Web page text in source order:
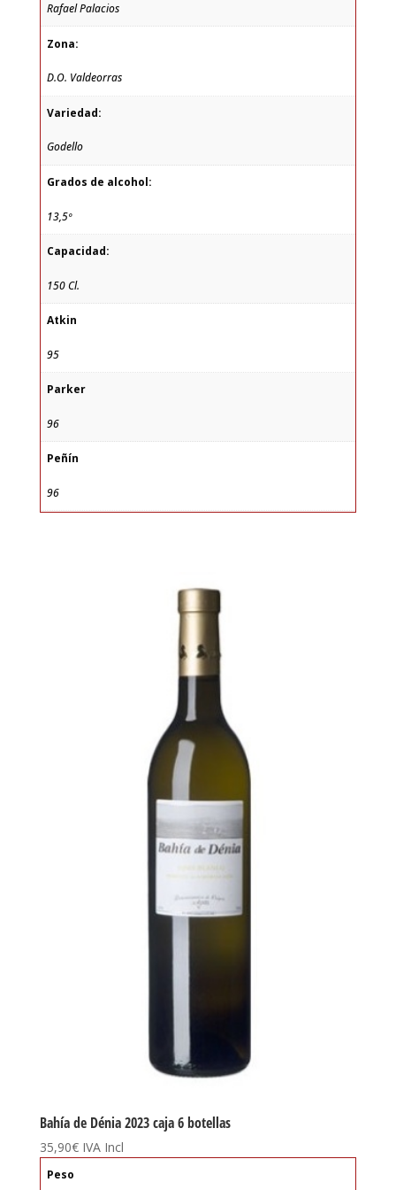
Rafael Palacios
Zona:
D.O. Valdeorras
Variedad:
Godello
Grados de alcohol:
13,5º
Capacidad:
150 Cl.
Atkin
95
Parker
96
Peñín
96
Bahía de Dénia 2023 caja 6 botellas
35,90€ IVA Incl
Peso